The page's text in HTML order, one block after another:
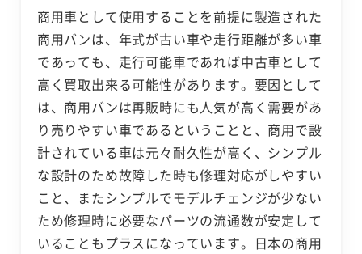
商用車として使用することを前提に製造された
商用バンは、年式が古い車や走行距離が多い車
であっても、走行可能車であれば中古車として
高く買取出来る可能性があります。要因として
は、商用バンは再販時にも人気が高く需要があ
り売りやすい車であるということと、商用で設
計されている車は元々耐久性が高く、シンプル
な設計のため故障した時も修理対応がしやすい
こと、またシンプルでモデルチェンジが少ない
ため修理時に必要なパーツの流通数が安定して
いることもプラスになっています。日本の商用